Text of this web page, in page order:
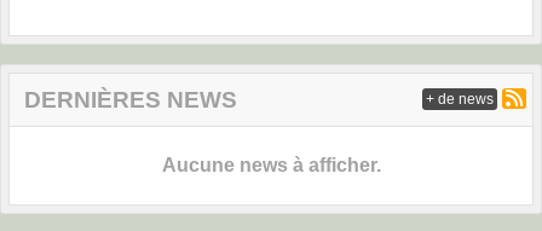
DERNIÈRES NEWS
Aucune news à afficher.
+ de news